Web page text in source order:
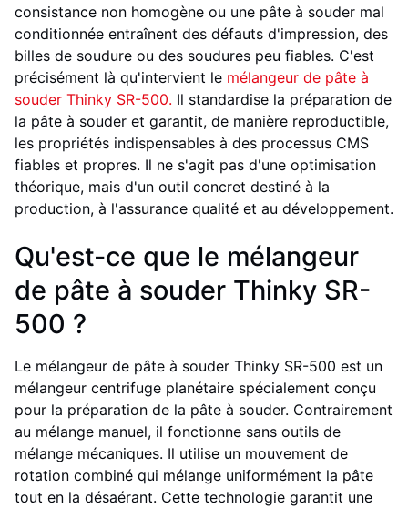
consistance non homogène ou une pâte à souder mal
conditionnée entraînent des défauts d'impression, des
billes de soudure ou des soudures peu fiables. C'est
précisément là qu'intervient le mélangeur de pâte à
souder Thinky SR-500. Il standardise la préparation de
la pâte à souder et garantit, de manière reproductible,
les propriétés indispensables à des processus CMS
fiables et propres. Il ne s'agit pas d'une optimisation
théorique, mais d'un outil concret destiné à la
production, à l'assurance qualité et au développement.
Qu'est-ce que le mélangeur
de pâte à souder Thinky SR-
500 ?
Le mélangeur de pâte à souder Thinky SR-500 est un
mélangeur centrifuge planétaire spécialement conçu
pour la préparation de la pâte à souder. Contrairement
au mélange manuel, il fonctionne sans outils de
mélange mécaniques. Il utilise un mouvement de
rotation combiné qui mélange uniformément la pâte
tout en la désaérant. Cette technologie garantit une